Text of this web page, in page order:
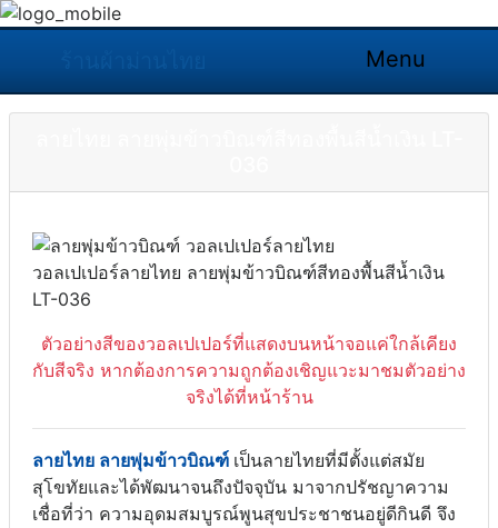
Menu
วอลเปเปอร์ลายไทย ลายพุ่มข้าวบิณฑ์สีทองพื้นสีน้ำเงิน
LT-036
ตัวอย่างสีของวอลเปเปอร์ที่แสดงบนหน้าจอแค่ใกล้เคียง
กับสีจริง หากต้องการความถูกต้องเชิญแวะมาชมตัวอย่าง
จริงได้ที่หน้าร้าน
ลายไทย ลายพุ่มข้าวบิณฑ์ เป็นลายไทยที่มีตั้งแต่สมัย
สุโขทัยและได้พัฒนาจนถึงปัจจุบัน มาจากปรัชญาความ
เชื่อที่ว่า ความอุดมสมบูรณ์พูนสุขประชาชนอยู่ดีกินดี จึง